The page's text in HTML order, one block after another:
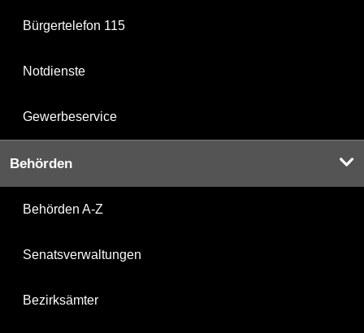
Bürgertelefon 115
Notdienste
Gewerbeservice
Behörden
Behörden A-Z
Senatsverwaltungen
Bezirksämter